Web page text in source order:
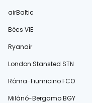
airBaltic
Bécs VIE
Ryanair
London Stansted STN
Róma-Fiumicino FCO
Milánó-Bergamo BGY